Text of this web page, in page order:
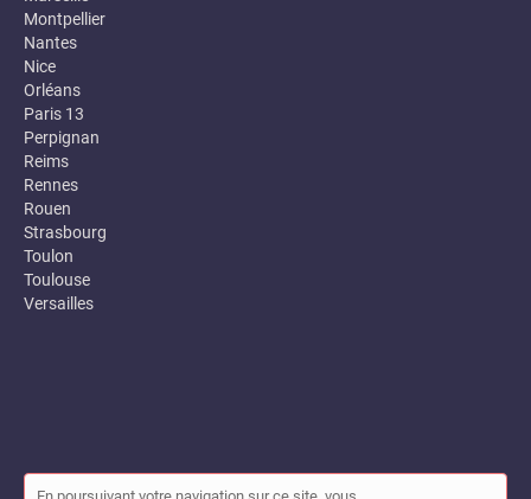
Montpellier
Nantes
Nice
Orléans
Paris 13
Perpignan
Reims
Rennes
Rouen
Strasbourg
Toulon
Toulouse
Versailles